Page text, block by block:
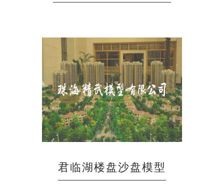
君临湖楼盘沙盘模型